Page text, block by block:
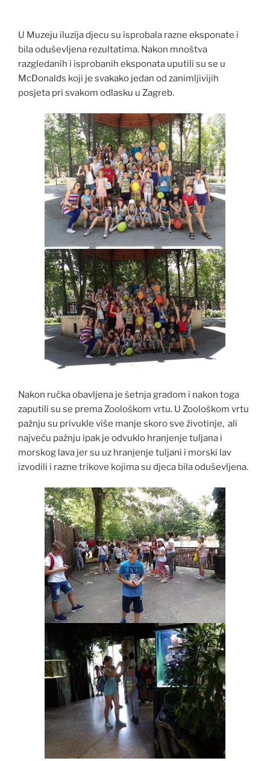
U Muzeju iluzija djecu su isprobala razne eksponate i
bila oduševljena rezultatima. Nakon mnoštva
razgledanih i isprobanih eksponata uputili su se u
McDonalds koji je svakako jedan od zanimljivijih
posjeta pri svakom odlasku u Zagreb.
Nakon ručka obavljena je šetnja gradom i nakon toga
zaputili su se prema Zoološkom vrtu. U Zoološkom vrtu
pažnju su privukle više manje skoro sve životinje, ali
najveću pažnju ipak je odvuklo hranjenje tuljana i
morskog lava jer su uz hranjenje tuljani i morski lav
izvodili i razne trikove kojima su djeca bila oduševljena.